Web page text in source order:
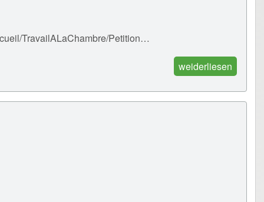
TravailALaChambre/Petition…
weiderliesen